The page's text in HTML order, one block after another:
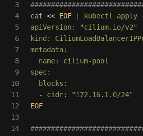
3
4
5
6
7
8
9
10
11
12
13
14
cat << EOF | kubectl apply
apiVersion: "cilium.io/v2"
kind:
metadata:
  name: cilium-pool
spec:
  blocks:
EOF